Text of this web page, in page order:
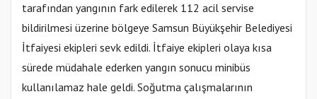
tarafından yangının fark edilerek 112 acil servise
bildirilmesi üzerine bölgeye Samsun Büyükşehir Belediyesi
İtfaiyesi ekipleri sevk edildi. İtfaiye ekipleri olaya kısa
sürede müdahale ederken yangın sonucu minibüs
kullanılamaz hale geldi. Soğutma çalışmalarının